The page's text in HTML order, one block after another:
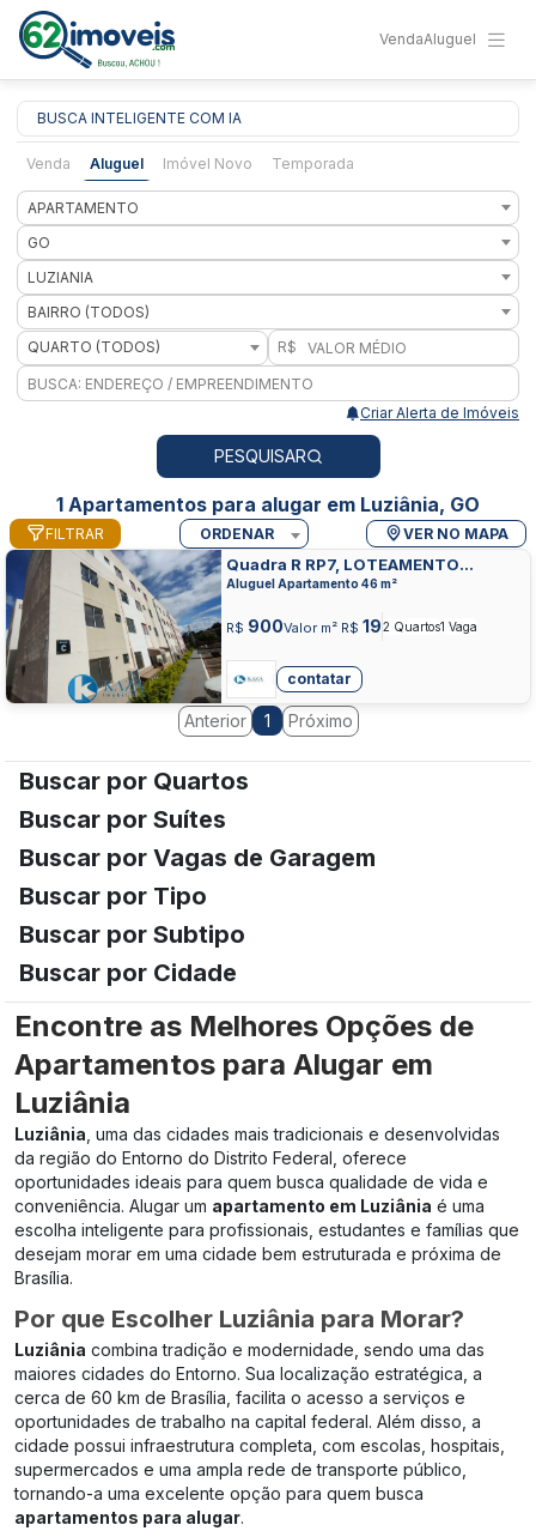
VendaAluguel
BUSCA INTELIGENTE COM IA
Venda Aluguel Imóvel Novo Temporada
APARTAMENTO
GO
LUZIANIA
BAIRRO (TODOS)
QUARTO (TODOS)
R$
Criar Alerta de Imóveis
PESQUISAR
1 Apartamentos para alugar em Luziânia, GO
FILTRAR ORDENAR VER NO MAPA
Quadra R RP7, LOTEAMENTO
RAQUEL PIMENTEL, LUZIANIA
Aluguel Apartamento 46 m²
R$ 900Valor m² R$ 192 Quartos1 Vaga
contatar
Anterior 1 Próximo
Buscar por Quartos
Buscar por Suítes
Buscar por Vagas de Garagem
Buscar por Tipo
Buscar por Subtipo
Buscar por Cidade
Encontre as Melhores Opções de
Apartamentos para Alugar em
Luziânia
Luziânia , uma das cidades mais tradicionais e desenvolvidas
da região do Entorno do Distrito Federal, oferece
oportunidades ideais para quem busca qualidade de vida e
conveniência. Alugar um apartamento em Luziânia é uma
escolha inteligente para profissionais, estudantes e famílias que
desejam morar em uma cidade bem estruturada e próxima de
Brasília.
Por que Escolher Luziânia para Morar?
Luziânia combina tradição e modernidade, sendo uma das
maiores cidades do Entorno. Sua localização estratégica, a
cerca de 60 km de Brasília, facilita o acesso a serviços e
oportunidades de trabalho na capital federal. Além disso, a
cidade possui infraestrutura completa, com escolas, hospitais,
supermercados e uma ampla rede de transporte público,
tornando-a uma excelente opção para quem busca
apartamentos para alugar.